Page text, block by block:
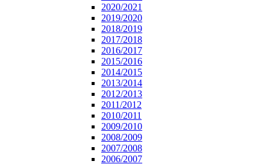
2020/2021
2019/2020
2018/2019
2017/2018
2016/2017
2015/2016
2014/2015
2013/2014
2012/2013
2011/2012
2010/2011
2009/2010
2008/2009
2007/2008
2006/2007